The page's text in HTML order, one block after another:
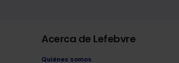
Acerca de Lefebvre
Quiénes somos